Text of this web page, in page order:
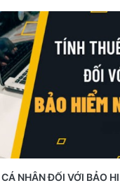
NHÂN ĐỐI VỚI BẢO